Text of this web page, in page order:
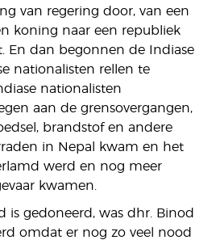
van regering door, van een
koning naar een republiek
En dan begonnen de Indiase
nationalisten rellen te
nationalisten
aan de grensovergangen,
brandstof en andere
in Nepal kwam en het
werd en nog meer
kwamen.
is gedoneerd, was dhr. Binod
omdat er nog zo veel nood